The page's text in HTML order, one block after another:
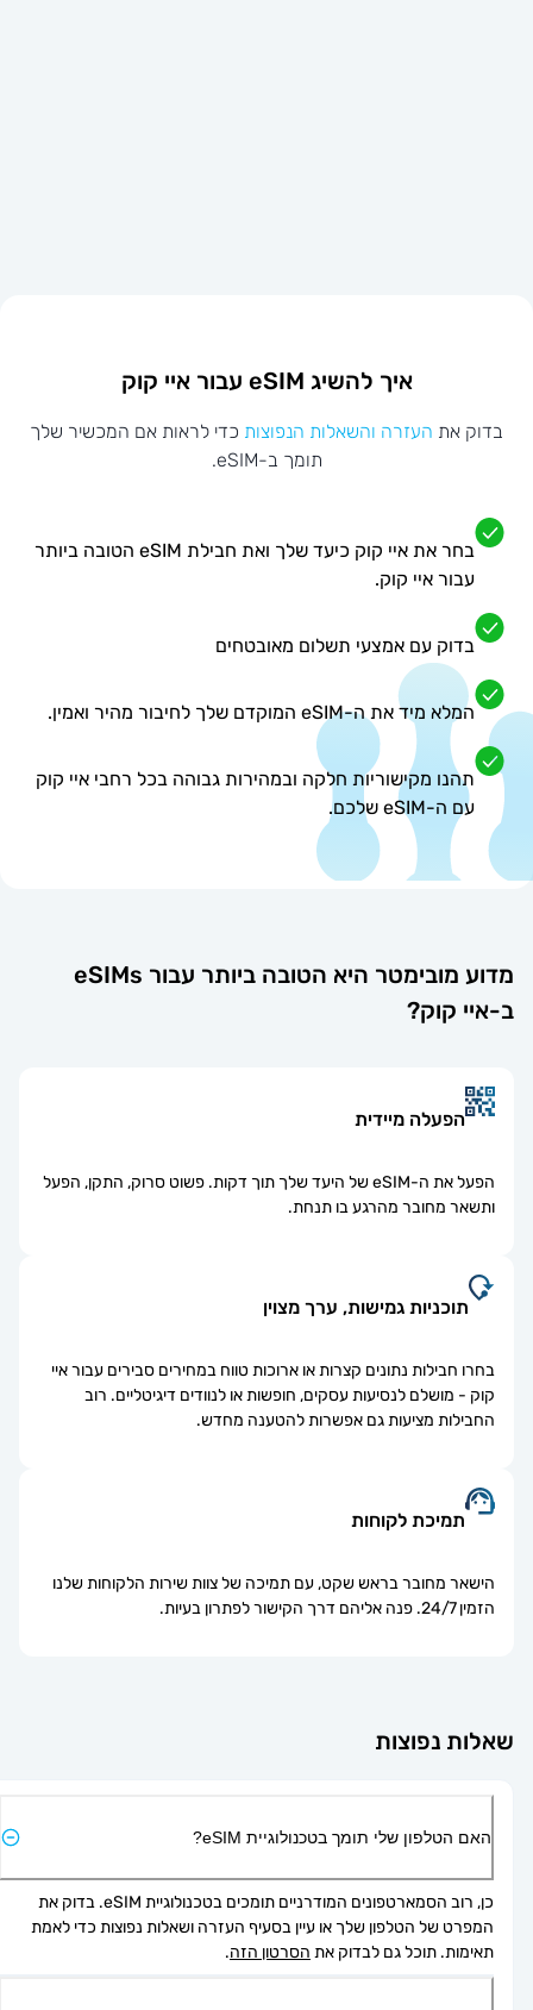
איך להשיג eSIM עבור איי קוק
בדוק אתהעזרה והשאלות הנפוצותכדי לראות אם המכשיר שלך
תומך ב-eSIM.
בחר את איי קוק כיעד שלך ואת חבילת eSIM הטובה ביותר
עבור איי קוק.
בדוק עם אמצעי תשלום מאובטחים
המלא מיד את ה-eSIM המוקדם שלך לחיבור מהיר ואמין.
תהנו מקישוריות חלקה ובמהירות גבוהה בכל רחבי איי קוק
עם ה-eSIM שלכם.
מדוע מובימטר היא הטובה ביותר עבור eSIMs
איי קוק?
הפעלה מיידית
הפעל את ה-eSIM של היעד שלך תוך דקות. פשוט סרוק, התקן, הפעל
ותשאר מחובר מהרגע בו תנחת.
תוכניות גמישות, ערך מצוין
בחרו חבילות נתונים קצרות או ארוכות טווח במחירים סבירים עבור איי
קוק - מושלם לנסיעות עסקים, חופשות או לנוודים דיגיטליים. רוב
החבילות מציעות גם אפשרות להטענה מחדש.
תמיכת לקוחות
הישאר מחובר בראש שקט, עם תמיכה של צוות שירות הלקוחות שלנו
הזמין 24/7. פנה אליהם דרך הקישור לפתרון בעיות.
נפוצות
האם הטלפון שלי תומך בטכנולוגיית eSIM?
כן, רוב הסמארטפונים המודרניים תומכים בטכנולוגיית eSIM. בדוק את
המפרט של הטלפון שלך או עיין בסעיף העזרה ושאלות נפוצות כדי לאמת
תאימות. תוכל גם לבדוק את הסרטון הזה.